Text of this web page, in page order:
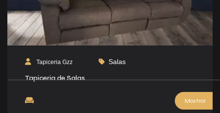
Tapiceria Gzz Salas
Tapiceria de Salas
Mostrar